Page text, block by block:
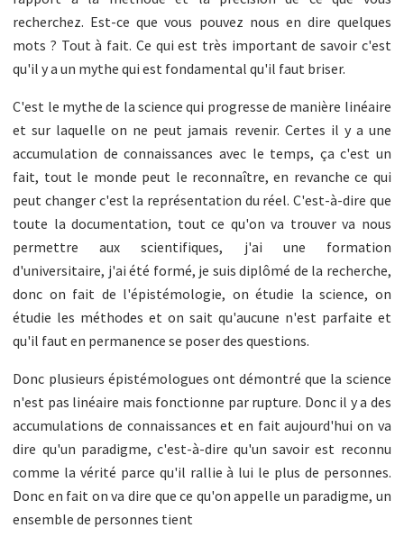
recherchez. Est-ce que vous pouvez nous en dire quelques
mots ? Tout à fait. Ce qui est très important de savoir c'est
qu'il y a un mythe qui est fondamental qu'il faut briser.
C'est le mythe de la science qui progresse de manière linéaire
et sur laquelle on ne peut jamais revenir. Certes il y a une
accumulation de connaissances avec le temps, ça c'est un
fait, tout le monde peut le reconnaître, en revanche ce qui
peut changer c'est la représentation du réel. C'est-à-dire que
toute la documentation, tout ce qu'on va trouver va nous
permettre aux scientifiques, j'ai une formation
d'universitaire, j'ai été formé, je suis diplômé de la recherche,
donc on fait de l'épistémologie, on étudie la science, on
étudie les méthodes et on sait qu'aucune n'est parfaite et
qu'il faut en permanence se poser des questions.
Donc plusieurs épistémologues ont démontré que la science
n'est pas linéaire mais fonctionne par rupture. Donc il y a des
accumulations de connaissances et en fait aujourd'hui on va
dire qu'un paradigme, c'est-à-dire qu'un savoir est reconnu
comme la vérité parce qu'il rallie à lui le plus de personnes.
Donc en fait on va dire que ce qu'on appelle un paradigme, un
ensemble de personnes tient